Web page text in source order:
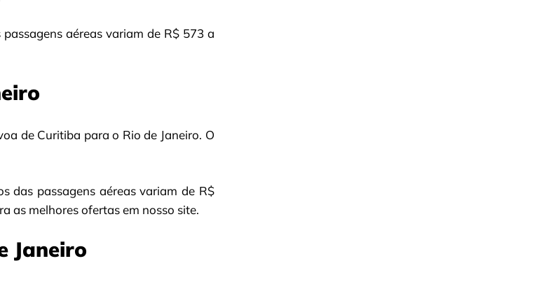
aéreas variam de R$ 573 a
de Curitiba para o Rio de Janeiro. O
das passagens aéreas variam de R$
as melhores ofertas em nosso site.
Janeiro